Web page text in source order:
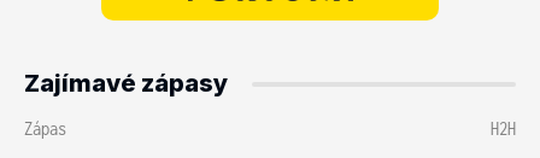
Zajímavé zápasy
Zápas
H2H